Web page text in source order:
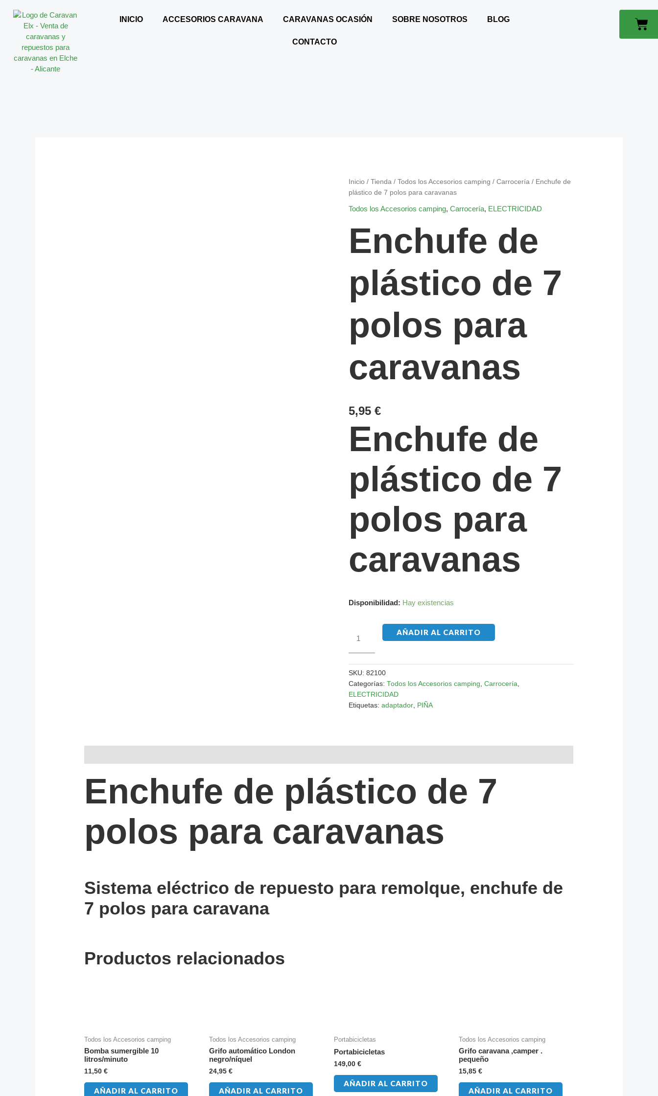
contenido
INICIO ACCESORIOS CARAVANA CARAVANAS OCASIÓN SOBRE NOSOTROS BLOG
CONTACTO
Inicio / Tienda / Todos los Accesorios camping / Carrocería / Enchufe de
plástico de 7 polos para caravanas
Todos los Accesorios camping, Carrocería, ELECTRICIDAD
Enchufe de
plástico de 7
polos para
caravanas
5,95 €
Enchufe de
plástico de 7
polos para
caravanas
Disponibilidad: Hay existencias
ENCHUFE
DE
DE
POLOS
AÑADIR AL CARRITO
SKU: 82100
Categorías: Todos los Accesorios camping Carrocería
ELECTRICIDAD
Etiquetas: adaptador PIÑA
Enchufe de plástico de 7
polos para caravanas
Sistema eléctrico de repuesto para remolque, enchufe de
7 polos para caravana
Productos relacionados
Todos los Accesorios camping
Bomba sumergible 10
litros/minuto
11,50€
AÑADIR AL CARRITO
Todos los Accesorios camping
Grifo automático London
negro/níquel
24,95€
AÑADIR AL CARRITO
Portabicicletas
Portabicicletas
149,00 €
AÑADIR AL CARRITO
Todos los Accesorios camping
Grifo caravana ,camper .
pequeño
15,85 €
AÑADIR AL CARRITO
POLOS